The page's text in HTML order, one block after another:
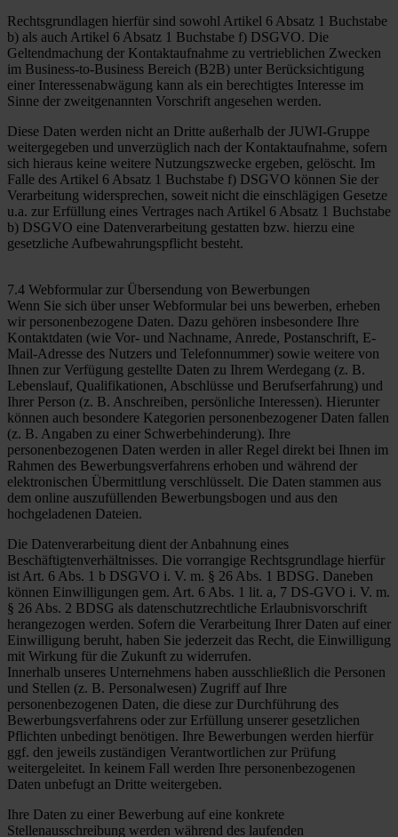
Rechtsgrundlagen hierfür sind sowohl Artikel 6 Absatz 1 Buchstabe
b) als auch Artikel 6 Absatz 1 Buchstabe f) DSGVO. Die
Geltendmachung der Kontaktaufnahme zu vertrieblichen Zwecken
im Business-to-Business Bereich (B2B) unter Berücksichtigung
einer Interessenabwägung kann als ein berechtigtes Interesse im
Sinne der zweitgenannten Vorschrift angesehen werden.
Diese Daten werden nicht an Dritte außerhalb der JUWI-Gruppe
weitergegeben und unverzüglich nach der Kontaktaufnahme, sofern
sich hieraus keine weitere Nutzungszwecke ergeben, gelöscht. Im
Falle des Artikel 6 Absatz 1 Buchstabe f) DSGVO können Sie der
Verarbeitung widersprechen, soweit nicht die einschlägigen Gesetze
u.a. zur Erfüllung eines Vertrages nach Artikel 6 Absatz 1 Buchstabe
b) DSGVO eine Datenverarbeitung gestatten bzw. hierzu eine
gesetzliche Aufbewahrungspflicht besteht.
7.4 Webformular zur Übersendung von Bewerbungen
Wenn Sie sich über unser Webformular bei uns bewerben, erheben
wir personenbezogene Daten. Dazu gehören insbesondere Ihre
Kontaktdaten (wie Vor- und Nachname, Anrede, Postanschrift, E-
Mail-Adresse des Nutzers und Telefonnummer) sowie weitere von
Ihnen zur Verfügung gestellte Daten zu Ihrem Werdegang (z. B.
Lebenslauf, Qualifikationen, Abschlüsse und Berufserfahrung) und
Ihrer Person (z. B. Anschreiben, persönliche Interessen). Hierunter
können auch besondere Kategorien personenbezogener Daten fallen
(z. B. Angaben zu einer Schwerbehinderung). Ihre
personenbezogenen Daten werden in aller Regel direkt bei Ihnen im
Rahmen des Bewerbungsverfahrens erhoben und während der
elektronischen Übermittlung verschlüsselt. Die Daten stammen aus
dem online auszufüllenden Bewerbungsbogen und aus den
hochgeladenen Dateien.
Die Datenverarbeitung dient der Anbahnung eines
Beschäftigtenverhältnisses. Die vorrangige Rechtsgrundlage hierfür
ist Art. 6 Abs. 1 b DSGVO i. V. m. § 26 Abs. 1 BDSG. Daneben
können Einwilligungen gem. Art. 6 Abs. 1 lit. a, 7 DS-GVO i. V. m.
§ 26 Abs. 2 BDSG als datenschutzrechtliche Erlaubnisvorschrift
herangezogen werden. Sofern die Verarbeitung Ihrer Daten auf einer
Einwilligung beruht, haben Sie jederzeit das Recht, die Einwilligung
mit Wirkung für die Zukunft zu widerrufen.
Innerhalb unseres Unternehmens haben ausschließlich die Personen
und Stellen (z. B. Personalwesen) Zugriff auf Ihre
personenbezogenen Daten, die diese zur Durchführung des
Bewerbungsverfahrens oder zur Erfüllung unserer gesetzlichen
Pflichten unbedingt benötigen. Ihre Bewerbungen werden hierfür
ggf. den jeweils zuständigen Verantwortlichen zur Prüfung
weitergeleitet. In keinem Fall werden Ihre personenbezogenen
Daten unbefugt an Dritte weitergeben.
Ihre Daten zu einer Bewerbung auf eine konkrete
Stellenausschreibung werden während des laufenden